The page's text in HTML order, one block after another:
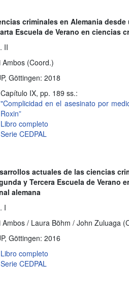
criminales en Alemania
Escuela de Verano en ciencias
II
Ambos (Coord.)
Göttingen: 2018
Capítulo IX, pp. 189 ss.:
"Complicidad en el asesinato por
Roxin”
Libro completo
Serie CEDPAL
actuales de las ciencias
y Tercera Escuela de Verano
alemana
I
Ambos / Laura Böhm / John Zuluaga
Göttingen: 2016
Libro completo
Serie CEDPAL